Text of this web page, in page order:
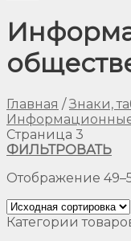
Главная / Знаки,
Страница 3
ФИЛЬТРОВАТЬ
Отображение
Категории